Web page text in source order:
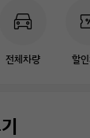
전체차량 할